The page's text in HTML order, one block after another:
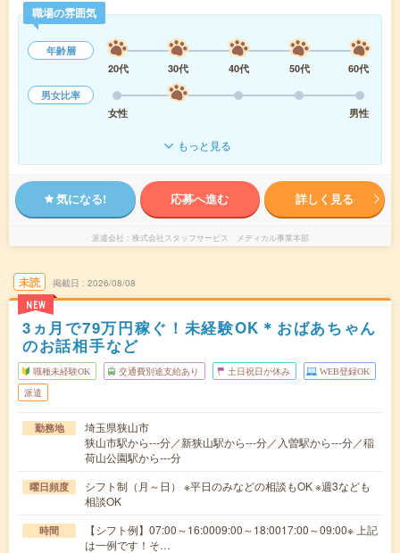
職場の雰囲気
年齢層
20代
30代 40代 50代
60代
男女比率
女性
男性
もっと見る
気になる! 応募へ進む 詳しく見る
派遣会社 株式会社スタッフサービス メディカル事業本部
未読
NEW
掲載日 2026/08/08
3ヵ月で79万円稼ぐ！未経験OK＊おばあちゃん
のお話相手など
職種未経験OK 交通費別途支給あり 土日祝日が休み WEB登録OK
派遣
勤務地
埼玉県狭山市
狭山市駅から---分／新狭山駅から---分／入曽駅から---分／稲
荷山公園駅から---分
曜日頻度
シフト制（月～日） ※平日のみなどの相談もOK ※週3なども
相談OK
時間
【シフト例】07:00～16:0009:00～18:0017:00～09:00※ 上記
は一例です！そ…